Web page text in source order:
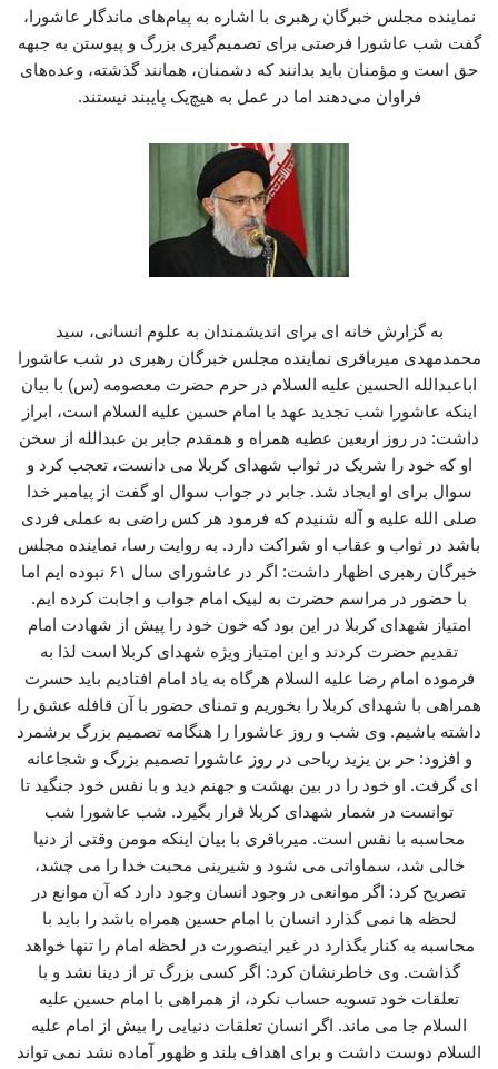
نماینده مجلس خبرگان رهبری با اشاره به پیام‌های ماندگار عاشورا،
گفت شب عاشورا فرصتی برای تصمیم‌گیری بزرگ و پیوستن به جبهه
حق است و مؤمنان باید بدانند که دشمنان، همانند گذشته، وعده‌های
فراوان می‌دهند اما در عمل به هیچ‌یک پایبند نیستند.
به گزارش خانه ای برای اندیشمندان به علوم انسانی، سید
محمدمهدی میرباقری نماینده مجلس خبرگان رهبری در شب عاشورا
اباعبدالله الحسین علیه السلام در حرم حضرت معصومه (س) با بیان
اینکه عاشورا شب تجدید عهد با امام حسین علیه السلام است، ابراز
داشت: در روز اربعین عطیه همراه و همقدم جابر بن عبدالله از سخن
او که خود را شریک در ثواب شهدای کربلا می دانست، تعجب کرد و
سوال برای او ایجاد شد. جابر در جواب سوال او گفت از پیامبر خدا
صلی الله علیه و آله شنیدم که فرمود هر کس راضی به عملی فردی
باشد در ثواب و عقاب او شراکت دارد. به روایت رسا، نماینده مجلس
خبرگان رهبری اظهار داشت: اگر در عاشورای سال ۶۱ نبوده ایم اما
با حضور در مراسم حضرت به لبیک امام جواب و اجابت کرده ایم.
امتیاز شهدای کربلا در این بود که خون خود را پیش از شهادت امام
تقدیم حضرت کردند و این امتیاز ویژه شهدای کربلا است لذا به
فرموده امام رضا علیه السلام هرگاه به یاد امام افتادیم باید حسرت
همراهی با شهدای کربلا را بخوریم و تمنای حضور با آن قافله عشق را
داشته باشیم. وی شب و روز عاشورا را هنگامه تصمیم بزرگ برشمرد
و افزود: حر بن یزید ریاحی در روز عاشورا تصمیم بزرگ و شجاعانه
ای گرفت. او خود را در بین بهشت و جهنم دید و با نفس خود جنگید تا
توانست در شمار شهدای کربلا قرار بگیرد. شب عاشورا شب
محاسبه با نفس است. میرباقری با بیان اینکه مومن وقتی از دنیا
خالی شد، سماواتی می شود و شیرینی محبت خدا را می چشد،
تصریح کرد: اگر موانعی در وجود انسان وجود دارد که آن موانع در
لحظه ها نمی گذارد انسان با امام حسین همراه باشد را باید با
محاسبه به کنار بگذارد در غیر اینصورت در لحظه امام را تنها خواهد
گذاشت. وی خاطرنشان کرد: اگر کسی بزرگ تر از دینا نشد و با
تعلقات خود تسویه حساب نکرد، از همراهی با امام حسین علیه
السلام جا می ماند. اگر انسان تعلقات دنیایی را بیش از امام علیه
السلام دوست داشت و برای اهداف بلند و ظهور آماده نشد نمی تواند